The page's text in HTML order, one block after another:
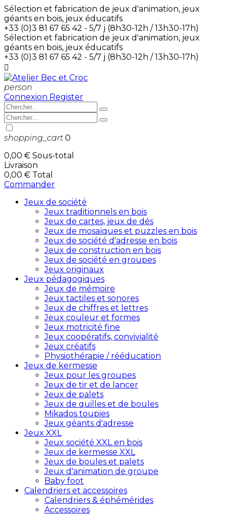
Sélection et fabrication de jeux d'animation, jeux
géants en bois, jeux éducatifs
+33 (0)3 81 67 65 42 - 5/7 j (8h30-12h / 13h30-17h)
Sélection et fabrication de jeux d'animation, jeux
géants en bois, jeux éducatifs
+33 (0)3 81 67 65 42 - 5/7 j (8h30-12h / 13h30-17h)

person
Connexion Register
shopping_cart 0
0,00 € Sous-total
Livraison
0,00 € Total
Commander
Jeux de société
Jeux traditionnels en bois
Jeux de cartes, jeux de dés
Jeux de mosaïques et puzzles en bois
Jeux de société d'adresse en bois
Jeux de construction en bois
Jeux de société en groupes
Jeux originaux
Jeux pédagogiques
Jeux de mémoire
Jeux tactiles et sonores
Jeux de chiffres et lettres
Jeux couleur et formes
Jeux motricité fine
Jeux coopératifs, convivialité
Jeux créatifs
Physiothérapie / rééducation
Jeux de kermesse
Jeux pour les groupes
Jeux de tir et de lancer
Jeux de palets
Jeux de quilles et de boules
Mikados toupies
Jeux géants d'adresse
Jeux XXL
Jeux société XXL en bois
Jeux de kermesse XXL
Jeux de boules et palets
Jeux d'animation de groupe
Baby foot
Calendriers et accessoires
Calendriers & éphémérides
Accessoires